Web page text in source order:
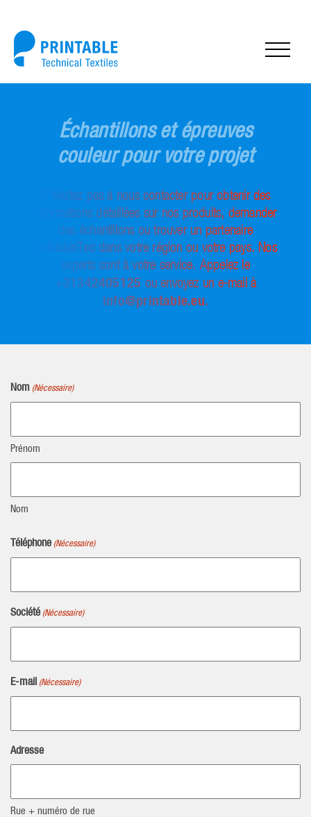
Échantillons et épreuves
couleur pour votre projet
N’hésitez pas à nous contacter pour obtenir des
informations détaillées sur nos produits, demander
des échantillons ou trouver un partenaire
SolidskinTec dans votre région ou votre pays. Nos
experts sont à votre service. Appelez le
+31342405125 ou envoyez un e-mail à
info@printable.eu.
Nom (Nécessaire)
Prénom
Nom
Téléphone (Nécessaire)
Société (Nécessaire)
E-mail (Nécessaire)
Adresse
Rue + numéro de rue